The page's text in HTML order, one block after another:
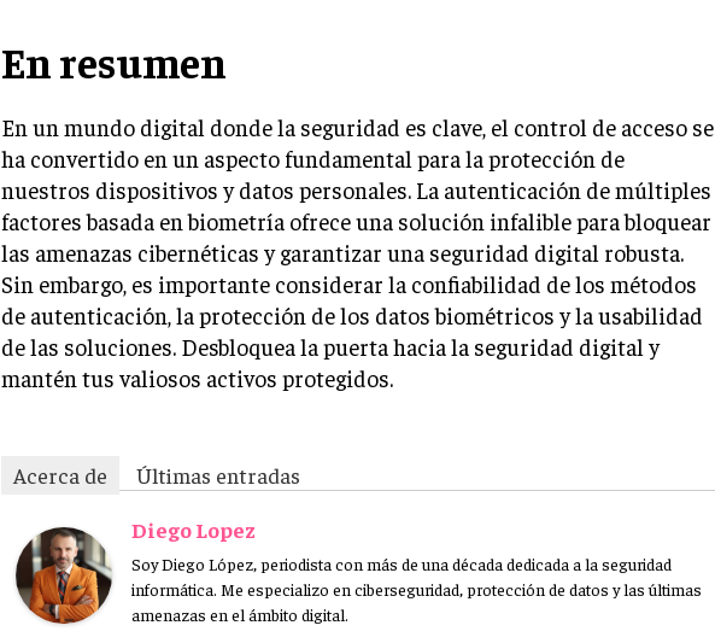
En resumen
En un mundo digital donde la seguridad es clave, el control de acceso se
ha convertido en un aspecto fundamental para la protección de
nuestros dispositivos y datos personales. La autenticación de múltiples
factores basada en biometría ofrece una solución infalible para bloquear
las amenazas cibernéticas y garantizar una seguridad digital robusta.
Sin embargo, es importante considerar la confiabilidad de los métodos
de autenticación, la protección de los datos biométricos y la usabilidad
de las soluciones. Desbloquea la puerta hacia la seguridad digital y
mantén tus valiosos activos protegidos.
Acerca de
Últimas entradas
Diego Lopez
Soy Diego López, periodista con más de una década dedicada a la seguridad
informática. Me especializo en ciberseguridad, protección de datos y las últimas
amenazas en el ámbito digital.